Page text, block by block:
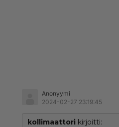
Anonyymi
2024-02-27 23:19:45
kollimaattori kirjoitti: